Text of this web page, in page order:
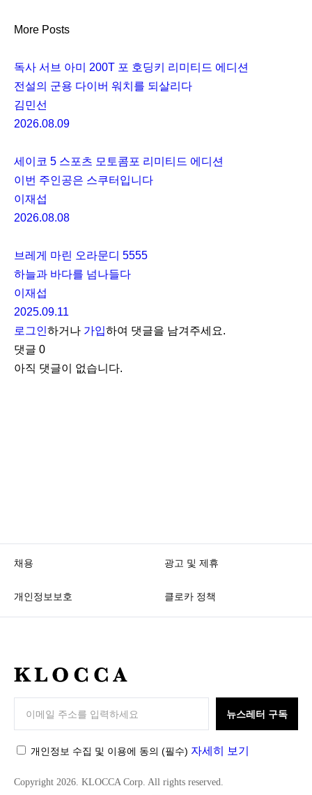
More Posts
독사 서브 아미 200T 포 호딩키 리미티드 에디션
전설의 군용 다이버 워치를 되살리다
김민선
2026.08.09
세이코 5 스포츠 모토콤포 리미티드 에디션
이번 주인공은 스쿠터입니다
이재섭
2026.08.08
브레게 마린 오라문디 5555
하늘과 바다를 넘나들다
이재섭
2025.09.11
로그인하거나 가입하여 댓글을 남겨주세요.
댓글 0
아직 댓글이 없습니다.
채용 광고 및 제휴
개인정보보호 클로카 정책
K
C
C
뉴스레터 구독
개인정보 수집 및 이용에 동의 (필수) 자세히 보기
Copyright 2026. KLOCCA Corp. All rights reserved.